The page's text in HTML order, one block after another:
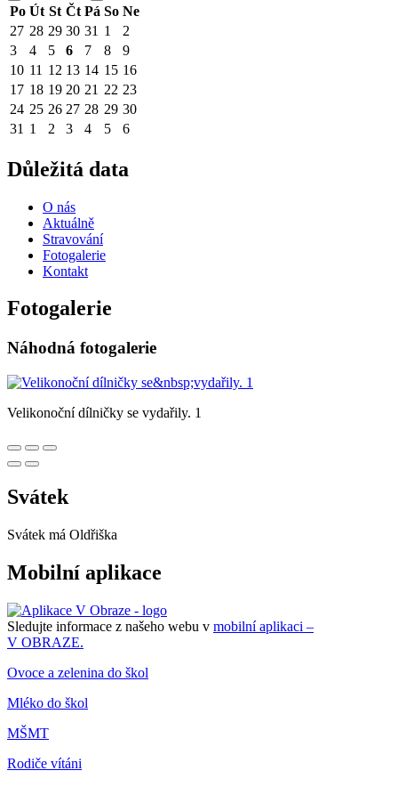
Po Út St Čt Pá So Ne
27 28 29 30 31 1
2
3
4 5 6 7 8
9
10 11 12 13 14 15 16
17 18 19 20 21 22 23
24 25 26 27 28 29 30
31 1 2 3 4 5 6
Důležitá data
O nás
Aktuálně
Stravování
Fotogalerie
Kontakt
Fotogalerie
Náhodná fotogalerie
Velikonoční dílničky se vydařily. 1
Svátek
Svátek má Oldřiška
Mobilní aplikace
Sledujte informace z našeho webu v mobilní aplikaci –
V OBRAZE.
Ovoce a zelenina do škol
Mléko do škol
MŠMT
Rodiče vítáni